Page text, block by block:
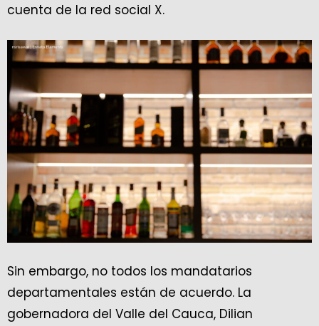
cuenta de la red social X.
Sin embargo, no todos los mandatarios
departamentales están de acuerdo. La
gobernadora del Valle del Cauca, Dilian